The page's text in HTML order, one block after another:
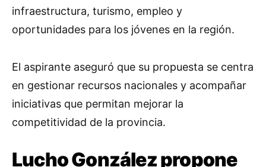
infraestructura, turismo, empleo y
oportunidades para los jóvenes en la región.
El aspirante aseguró que su propuesta se centra
en gestionar recursos nacionales y acompañar
iniciativas que permitan mejorar la
competitividad de la provincia.
Lucho González propone